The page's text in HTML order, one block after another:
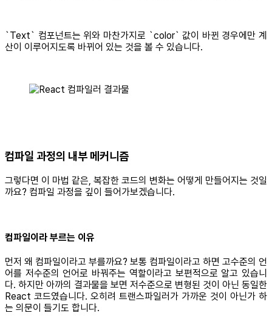
`Text` 컴포넌트는 위와 마찬가지로 `color` 값이 바뀐 경우에만 계
산이 이루어지도록 바뀌어 있는 것을 볼 수 있습니다.
컴파일 과정의 내부 메커니즘
그렇다면 이 마법 같은, 복잡한 코드의 변화는 어떻게 만들어지는 것일
까요? 컴파일 과정을 깊이 들어가보겠습니다.
컴파일이라 부르는 이유
먼저 왜 컴파일이라고 부를까요? 보통 컴파일이라고 하면 고수준의 언
어를 저수준의 언어로 바꿔주는 역할이라고 보편적으로 알고 있습니
다. 하지만 아까의 결과물을 보면 저수준으로 변형된 것이 아닌 동일한
React 코드였습니다. 오히려 트랜스파일러가 가까운 것이 아닌가 하
는 의문이 들기도 합니다.